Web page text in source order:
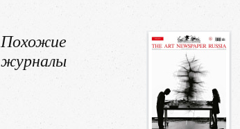
Похожие
журналы